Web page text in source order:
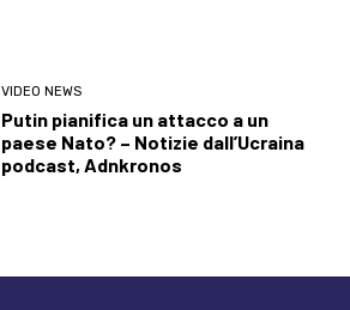
VIDEO NEWS
Putin pianifica un attacco a un
paese Nato? – Notizie dall’Ucraina
podcast, Adnkronos